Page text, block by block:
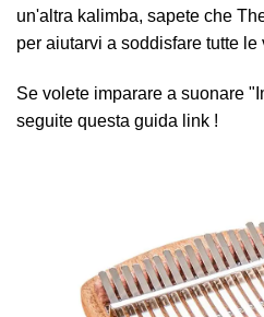
un'altra kalimba, sapete che
per aiutarvi a soddisfare tutte le
Se volete imparare a suonare
seguite questa guida link !